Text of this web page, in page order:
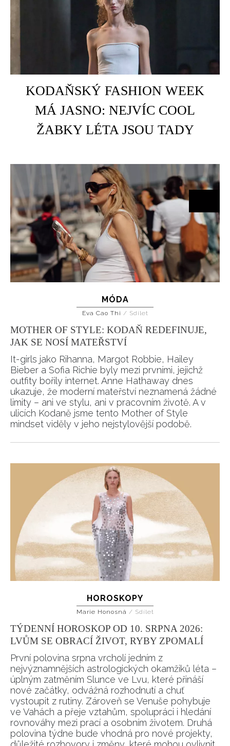
HOME
OVERSIZED NOČNÍ KOŠILE,
ŠÁTKY I BROŽE. TREND NONA
MAXXING OVLÁDL KODAŇ
MÓDA
Eva Cao Thi / Sdílet
MOTHER OF STYLE: KODAŇ REDEFINUJE,
JAK SE NOSÍ MATEŘSTVÍ
It-girls jako Rihanna, Margot Robbie, Hailey
Bieber a Sofia Richie byly mezi prvními, jejichž
outfity bořily internet. Anne Hathaway dnes
ukazuje, že moderní mateřství neznamená žádné
limity – ani ve stylu, ani v pracovním životě. A v
ulicích Kodaně jsme tento Mother of Style
mindset viděly v jeho nejstylovější podobě.
HOROSKOPY
Marie Honosná / Sdílet
TÝDENNÍ HOROSKOP OD 10. SRPNA 2026:
LVŮM SE OBRACÍ ŽIVOT, RYBY ZPOMALÍ
První polovina srpna vrcholí jedním z
nejvýznamnějších astrologických okamžiků léta –
úplným zatměním Slunce ve Lvu, které přináší
nové začátky, odvážná rozhodnutí a chuť
vystoupit z rutiny. Zároveň se Venuše pohybuje
ve Vahách a přeje vztahům, spolupráci i hledání
rovnováhy mezi prací a osobním životem. Druhá
polovina týdne bude vhodná pro nové projekty,